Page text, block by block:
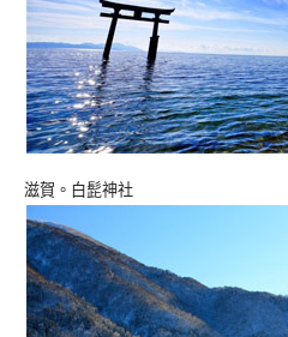
滋賀。白髭神社